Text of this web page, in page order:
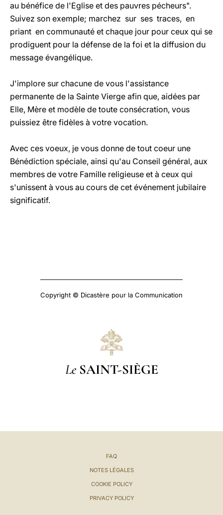
au bénéfice de l'Eglise et des pauvres pécheurs".
Suivez son exemple; marchez sur ses traces, en
priant en communauté et chaque jour pour ceux qui se
prodiguent pour la défense de la foi et la diffusion du
message évangélique.
J'implore sur chacune de vous l'assistance
permanente de la Sainte Vierge afin que, aidées par
Elle, Mère et modèle de toute consécration, vous
puissiez être fidèles à votre vocation.
Avec ces voeux, je vous donne de tout coeur une
Bénédiction spéciale, ainsi qu'au Conseil général, aux
membres de votre Famille religieuse et à ceux qui
s'unissent à vous au cours de cet événement jubilaire
significatif.
Copyright © Dicastère pour la Communication
Le SAINT-SIÈGE
FAQ
NOTES LÉGALES
COOKIE POLICY
PRIVACY POLICY